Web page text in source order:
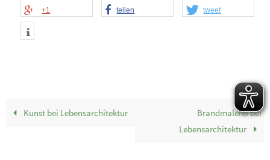
+1 teilen tweet
Kunst bei Lebensarchitektur
Brandmalerei bei
Lebensarchitektur